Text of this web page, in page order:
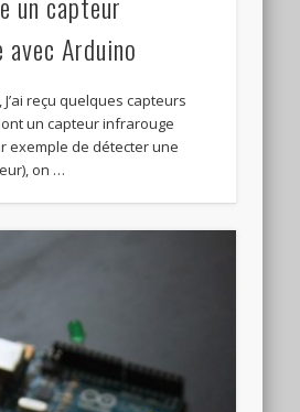
Arduino
reçu quelques capteurs
un capteur infrarouge
exemple de détecter une
on …